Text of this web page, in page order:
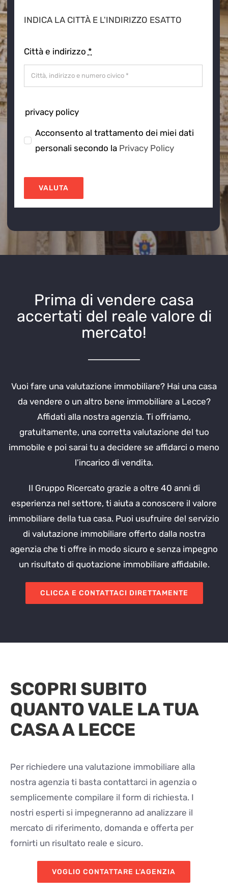
INDICA LA CITTÀ E L'INDIRIZZO ESATTO
Città e indirizzo *
privacy policy
Acconsento al trattamento dei miei dati
personali secondo la Privacy Policy
VALUTA
Prima di vendere casa
accertati del reale valore di
mercato!
Vuoi fare una valutazione immobiliare? Hai una casa
da vendere o un altro bene immobiliare a Lecce?
Affidati alla nostra agenzia. Ti offriamo,
gratuitamente, una corretta valutazione del tuo
immobile e poi sarai tu a decidere se affidarci o meno
l’incarico di vendita.
Il Gruppo Ricercato grazie a oltre 40 anni di
esperienza nel settore, ti aiuta a conoscere il valore
immobiliare della tua casa. Puoi usufruire del servizio
di valutazione immobiliare offerto dalla nostra
agenzia che ti offre in modo sicuro e senza impegno
un risultato di quotazione immobiliare affidabile.
CLICCA E CONTATTACI DIRETTAMENTE
SCOPRI SUBITO
QUANTO VALE LA TUA
CASA A LECCE
Per richiedere una valutazione immobiliare alla
nostra agenzia ti basta contattarci in agenzia o
semplicemente compilare il form di richiesta. I
nostri esperti si impegneranno ad analizzare il
mercato di riferimento, domanda e offerta per
fornirti un risultato reale e sicuro.
VOGLIO CONTATTARE L’AGENZIA